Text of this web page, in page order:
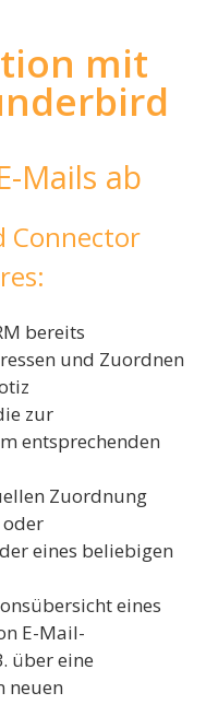
mit
Mails ab
Connector
bereits
und Zuordnen
zur
entsprechenden
Zuordnung
oder
eines beliebigen
eines
E-Mail-
über eine
neuen